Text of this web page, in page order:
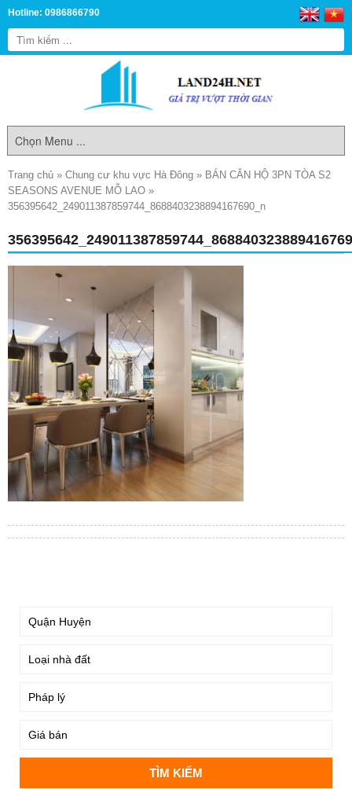
Hotline: 0986866790
Trang chủ » Chung cư khu vực Hà Đông » BÁN CĂN HỘ 3PN TÒA S2
SEASONS AVENUE MỖ LAO »
356395642_249011387859744_8688403238894167690_n